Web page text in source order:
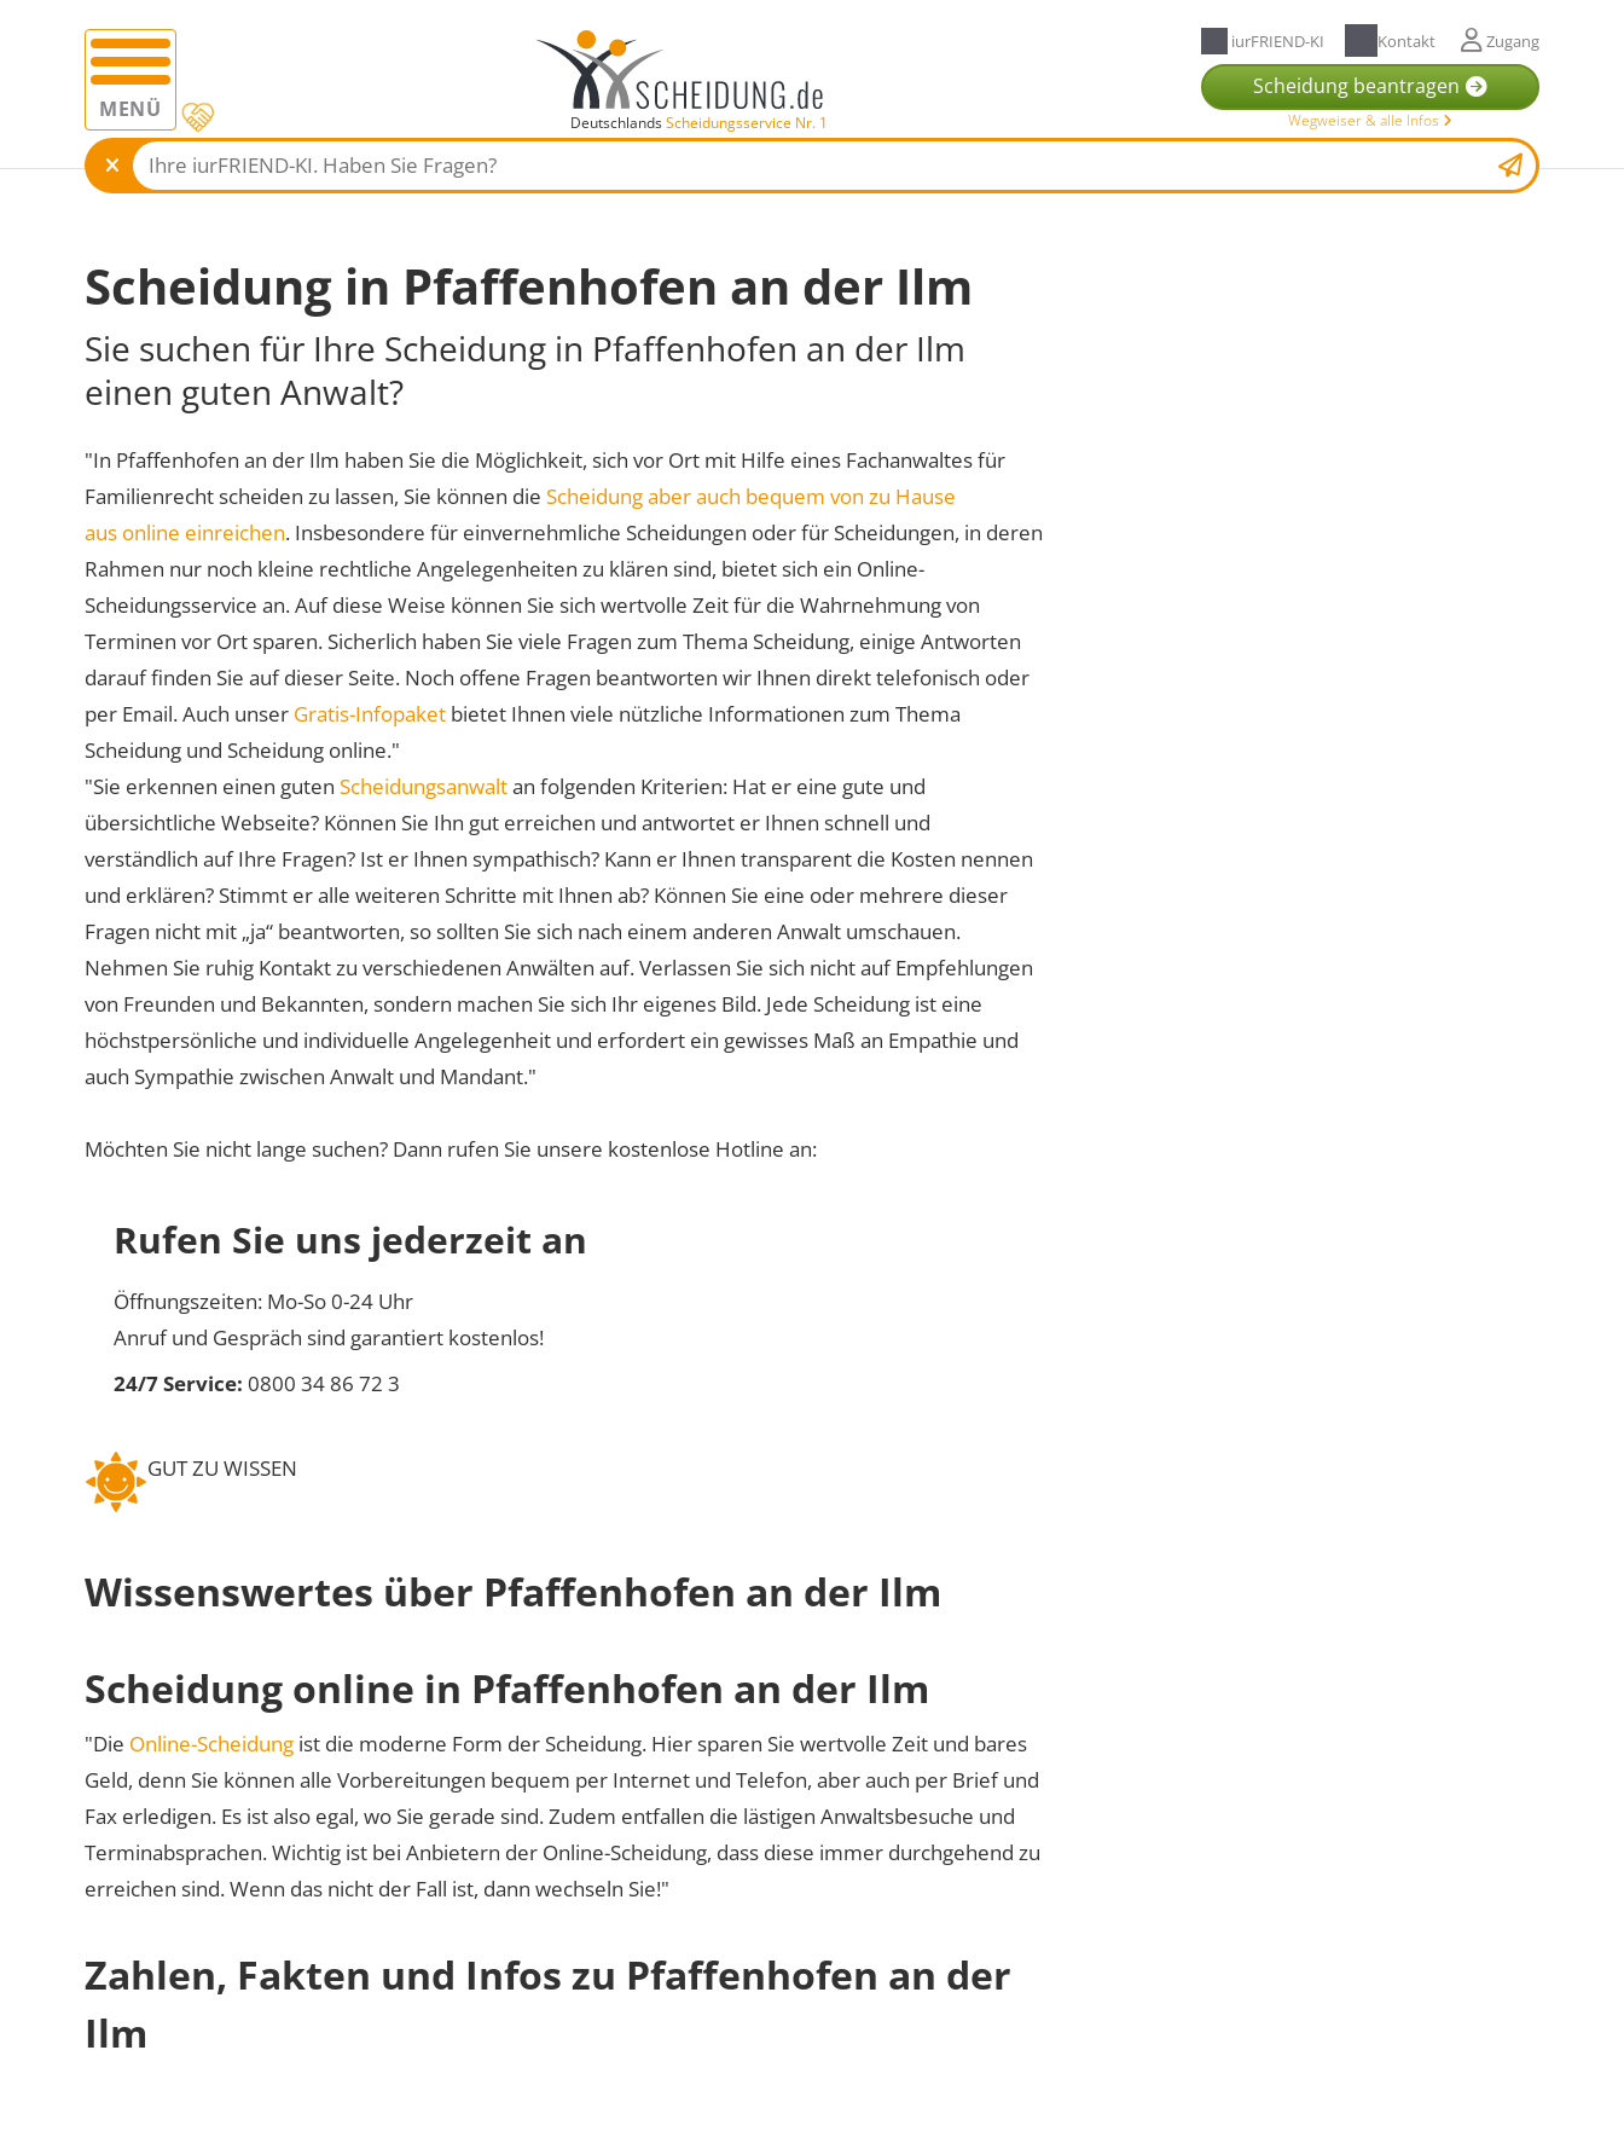
MENÜ DeutschlandsScheidungsservice Nr. 1
iurFRIEND-KI Kontakt Zugang
Scheidung beantragen
Wegweiser & alle Infos
Scheidung in Pfaffenhofen an der Ilm
Sie suchen für Ihre Scheidung in Pfaffenhofen an der Ilm
einen guten Anwalt?
"In Pfaffenhofen an der Ilm haben Sie die Möglichkeit, sich vor Ort mit Hilfe eines Fachanwaltes für
Familienrecht scheiden zu lassen, Sie können die Scheidung aber auch bequem von zu Hause
aus online einreichen. Insbesondere für einvernehmliche Scheidungen oder für Scheidungen, in deren
Rahmen nur noch kleine rechtliche Angelegenheiten zu klären sind, bietet sich ein Online-
Scheidungsservice an. Auf diese Weise können Sie sich wertvolle Zeit für die Wahrnehmung von
Terminen vor Ort sparen. Sicherlich haben Sie viele Fragen zum Thema Scheidung, einige Antworten
darauf finden Sie auf dieser Seite. Noch offene Fragen beantworten wir Ihnen direkt telefonisch oder
per Email. Auch unser Gratis-Infopaket bietet Ihnen viele nützliche Informationen zum Thema
Scheidung und Scheidung online."
"Sie erkennen einen guten Scheidungsanwaltan folgenden Kriterien: Hat er eine gute und
übersichtliche Webseite? Können Sie Ihn gut erreichen und antwortet er Ihnen schnell und
verständlich auf Ihre Fragen? Ist er Ihnen sympathisch? Kann er Ihnen transparent die Kosten nennen
und erklären? Stimmt er alle weiteren Schritte mit Ihnen ab? Können Sie eine oder mehrere dieser
Fragen nicht mit „ja“ beantworten, so sollten Sie sich nach einem anderen Anwalt umschauen.
Nehmen Sie ruhig Kontakt zu verschiedenen Anwälten auf. Verlassen Sie sich nicht auf Empfehlungen
von Freunden und Bekannten, sondern machen Sie sich Ihr eigenes Bild. Jede Scheidung ist eine
höchstpersönliche und individuelle Angelegenheit und erfordert ein gewisses Maß an Empathie und
auch Sympathie zwischen Anwalt und Mandant."
Möchten Sie nicht lange suchen? Dann rufen Sie unsere kostenlose Hotline an:
Rufen Sie uns jederzeit an
Öffnungszeiten: Mo-So 0-24 Uhr
Anruf und Gespräch sind garantiert kostenlos!
24/7 Service: 0800 34 86 72 3
GUT ZU WISSEN
Wissenswertes über Pfaffenhofen an der Ilm
Scheidung online in Pfaffenhofen an der Ilm
"Die Online-Scheidung ist die moderne Form der Scheidung. Hier sparen Sie wertvolle Zeit und bares
Geld, denn Sie können alle Vorbereitungen bequem per Internet und Telefon, aber auch per Brief und
Fax erledigen. Es ist also egal, wo Sie gerade sind. Zudem entfallen die lästigen Anwaltsbesuche und
Terminabsprachen. Wichtig ist bei Anbietern der Online-Scheidung, dass diese immer durchgehend zu
erreichen sind. Wenn das nicht der Fall ist, dann wechseln Sie!"
Zahlen, Fakten und Infos zu Pfaffenhofen an der
Ilm